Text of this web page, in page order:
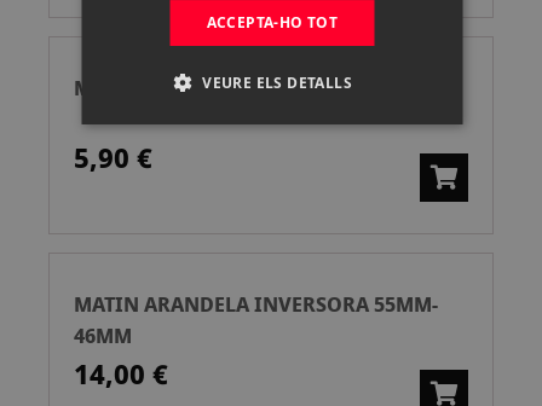
MATIN ARANDELA 52 - 67
5,90 €
MATIN ARANDELA INVERSORA 55MM-
46MM
14,00 €
ACCEPTA-HO TOT
VEURE ELS DETALLS